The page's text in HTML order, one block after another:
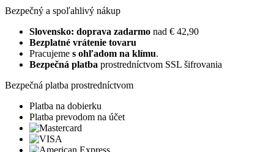
Bezpečný a spoľahlivý nákup
Slovensko: doprava zadarmo nad € 42,90
Bezplatné vrátenie tovaru
Pracujeme s ohľadom na klímu.
Bezpečná platba prostredníctvom SSL šifrovania
Bezpečná platba prostredníctvom
Platba na dobierku
Platba prevodom na účet